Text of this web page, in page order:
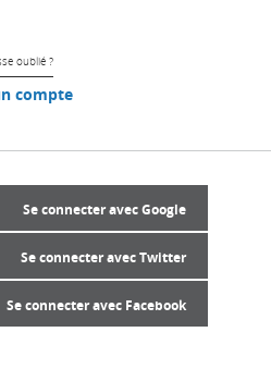
oublié ?
compte
Se connecter avec Google
Se connecter avec Twitter
Se connecter avec Facebook